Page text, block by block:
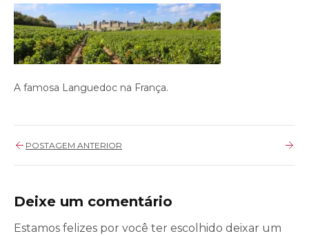
A famosa Languedoc na França.
POSTAGEM ANTERIOR
Deixe um comentário
Estamos felizes por você ter escolhido deixar um